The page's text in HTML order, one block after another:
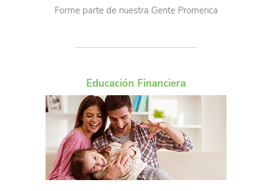
Forme parte de nuestra Gente Promerica
Educación Financiera